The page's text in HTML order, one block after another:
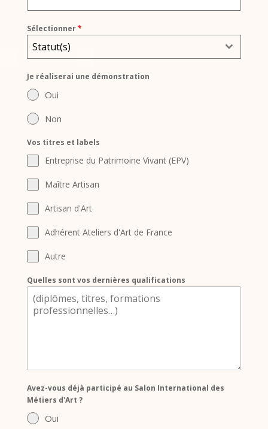
Sélectionner*
Statut(s)
Je réaliserai une démonstration
Oui
Non
Vos titres et labels
Entreprise du Patrimoine Vivant (EPV)
Maître Artisan
Artisan d'Art
Adhérent Ateliers d'Art de France
Autre
Quelles sont vos dernières qualifications
Avez-vous déjà participé au Salon International des
Métiers d'Art ?
Oui